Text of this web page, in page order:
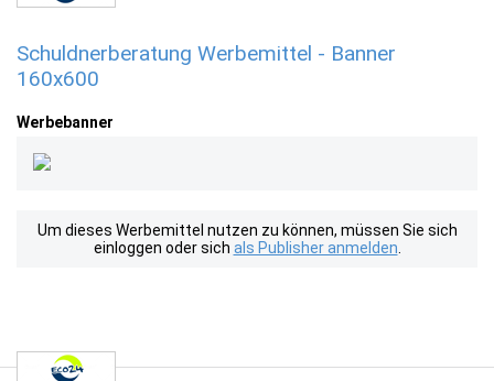
Schuldnerberatung Werbemittel - Banner
160x600
Werbebanner
Um dieses Werbemittel nutzen zu können, müssen Sie sich
einloggen oder sich als Publisher anmelden